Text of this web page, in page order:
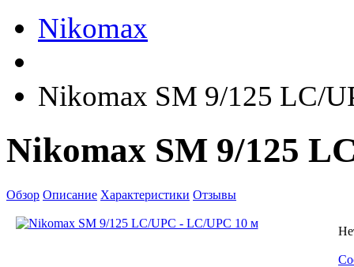
Nikomax
Nikomax SM 9/125 LC/
Nikomax SM 9/125
Обзор Описание Характеристики Отзывы